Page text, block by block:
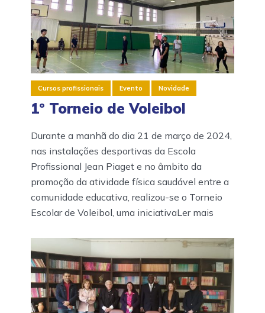
Cursos profissionais Evento Novidade
1º Torneio de Voleibol
Durante a manhã do dia 21 de março de 2024,
nas instalações desportivas da Escola
Profissional Jean Piaget e no âmbito da
promoção da atividade física saudável entre a
comunidade educativa, realizou-se o Torneio
Escolar de Voleibol, uma iniciativaLer mais